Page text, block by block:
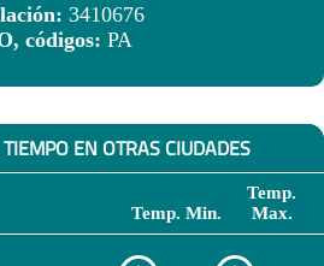
3410676
códigos: PA
EN OTRAS CIUDADES
Temp. Min.
Temp.
Max.